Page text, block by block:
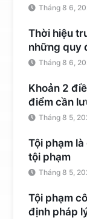
Tháng 8 6,
Thời hiệu
những quy
Tháng 8 6,
Khoản 2
điểm cần
Tháng 8 5,
Tội phạm
tội phạm
Tháng 8 5,
Tội phạm
định pháp